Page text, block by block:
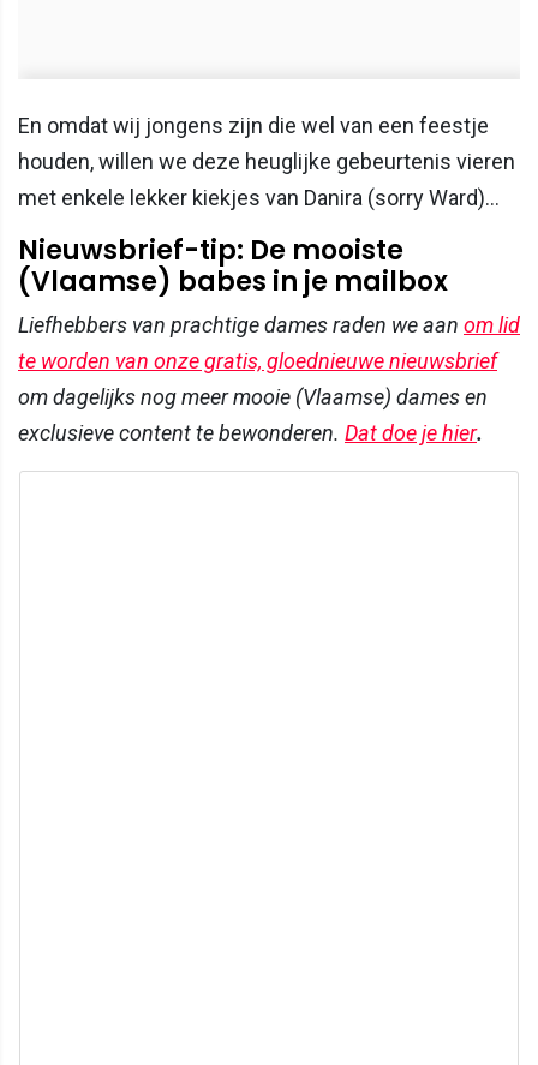
En omdat wij jongens zijn die wel van een feestje
houden, willen we deze heuglijke gebeurtenis vieren
met enkele lekker kiekjes van Danira (sorry Ward)...
Nieuwsbrief-tip: De mooiste
(Vlaamse) babes in je mailbox
Liefhebbers van prachtige dames raden we aan om lid
te worden van onze gratis, gloednieuwe nieuwsbrief
om dagelijks nog meer mooie (Vlaamse) dames en
exclusieve content te bewonderen. Dat doe je hier.